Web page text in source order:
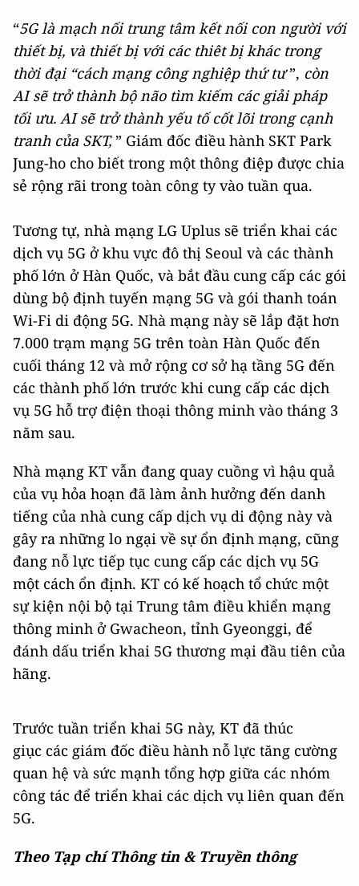
“5G là mạch nối trung tâm kết nối con người với
thiết bị, và thiết bị với các thiêt bị khác trong
thời đại “cách mạng công nghiệp thứ tư”, còn
AI sẽ trở thành bộ não tìm kiếm các giải pháp
tối ưu. AI sẽ trở thành yếu tố cốt lõi trong cạnh
tranh của SKT,” Giám đốc điều hành SKT Park
Jung-ho cho biết trong một thông điệp được chia
sẻ rộng rãi trong toàn công ty vào tuần qua.
Tương tự, nhà mạng LG Uplus sẽ triển khai các
dịch vụ 5G ở khu vực đô thị Seoul và các thành
phố lớn ở Hàn Quốc, và bắt đầu cung cấp các gói
dùng bộ định tuyến mạng 5G và gói thanh toán
Wi-Fi di động 5G. Nhà mạng này sẽ lắp đặt hơn
7.000 trạm mạng 5G trên toàn Hàn Quốc đến
cuối tháng 12 và mở rộng cơ sở hạ tầng 5G đến
các thành phố lớn trước khi cung cấp các dịch
vụ 5G hỗ trợ điện thoại thông minh vào tháng 3
năm sau.
Nhà mạng KT vẫn đang quay cuồng vì hậu quả
của vụ hỏa hoạn đã làm ảnh hưởng đến danh
tiếng của nhà cung cấp dịch vụ di động này và
gây ra những lo ngại về sự ổn định mạng, cũng
đang nỗ lực tiếp tục cung cấp các dịch vụ 5G
một cách ổn định. KT có kế hoạch tổ chức một
sự kiện nội bộ tại Trung tâm điều khiển mạng
thông minh ở Gwacheon, tỉnh Gyeonggi, để
đánh dấu triển khai 5G thương mại đầu tiên của
hãng.
Trước tuần triển khai 5G này, KT đã thúc
giục các giám đốc điều hành nỗ lực tăng cường
quan hệ và sức mạnh tổng hợp giữa các nhóm
công tác để triển khai các dịch vụ liên quan đến
5G.
Theo Tạp chí Thông tin & Truyền thông